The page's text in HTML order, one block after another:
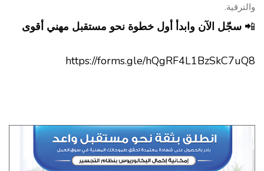
والترقية.
📲 سجّل الآن وابدأ أول خطوة نحو مستقبل مهني أقوى
https://forms.gle/hQgRF4L1BzSkC7uQ8